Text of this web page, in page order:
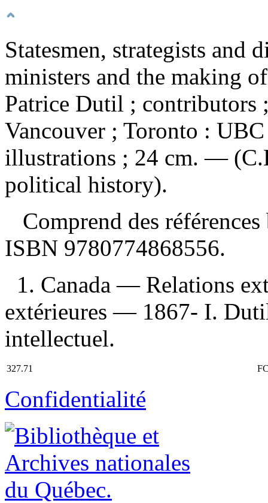
Statesmen, strategists and
ministers and the making
Patrice Dutil ;
Vancouver ; Toronto :
illustrations ; 24 cm. —
political history).
Comprend des
ISBN 9780774868556.
1. Canada — Relations
extérieures — 1867- I.
intellectuel.
327.71
Confidentialité